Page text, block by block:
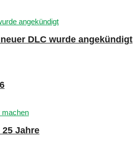
DLC wurde angekündigt
Jahre